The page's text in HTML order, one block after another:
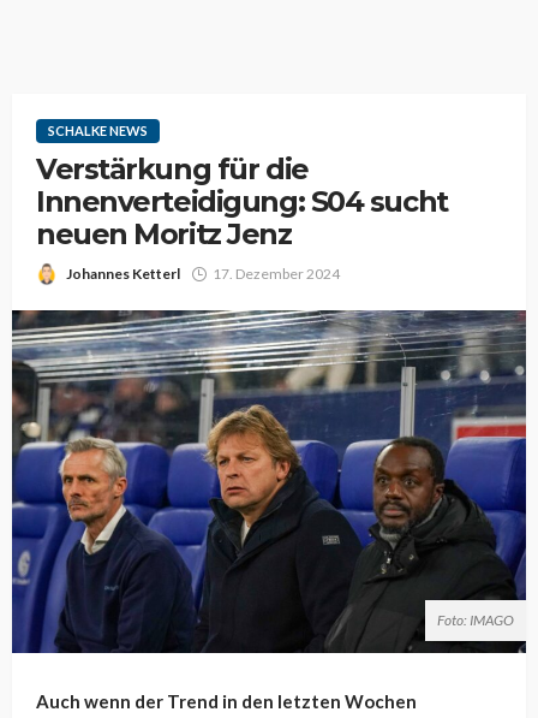
SCHALKE NEWS
Verstärkung für die
Innenverteidigung: S04 sucht
neuen Moritz Jenz
Johannes Ketterl 17. Dezember 2024
Foto: IMAGO
Auch wenn der Trend in den letzten Wochen